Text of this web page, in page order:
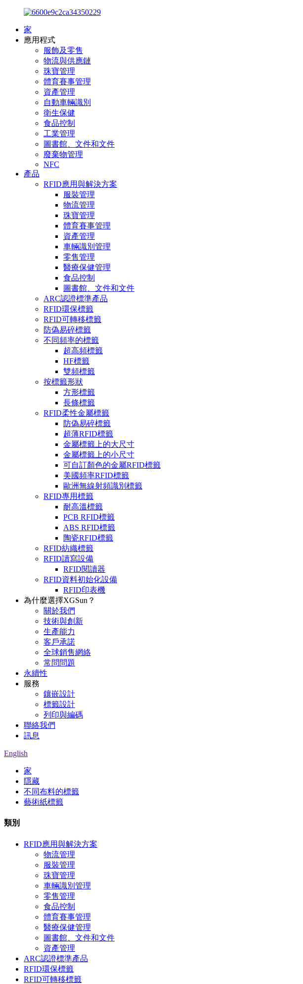
家
應用程式
服飾及零售
物流與供應鏈
珠寶管理
體育賽事管理
資產管理
自動車輛識別
衛生保健
食品控制
工業管理
圖書館、文件和文件
廢棄物管理
NFC
產品
RFID應用與解決方案
服裝管理
物流管理
珠寶管理
體育賽事管理
資產管理
車輛識別管理
零售管理
醫療保健管理
食品控制
圖書館、文件和文件
ARC認證標準產品
RFID環保標籤
RFID可轉移標籤
防偽易碎標籤
不同頻率的標籤
超高頻標籤
HF標籤
雙頻標籤
按標籤形狀
方形標籤
長條標籤
RFID柔性金屬標籤
防偽易碎標籤
超薄RFID標籤
金屬標籤上的大尺寸
金屬標籤上的小尺寸
可自訂顏色的金屬RFID標籤
美國頻率RFID標籤
歐洲無線射頻識別標籤
RFID專用標籤
耐高溫標籤
PCB RFID標籤
ABS RFID標籤
陶瓷RFID標籤
RFID紡織標籤
RFID讀寫設備
RFID閱讀器
RFID資料初始化設備
RFID印表機
為什麼選擇XGSun？
關於我們
技術與創新
生產能力
客戶承諾
全球銷售網絡
常問問題
永續性
服務
鑲嵌設計
標籤設計
列印與編碼
聯絡我們
訊息
English
家
隱藏
不同布料的標籤
藝術紙標籤
類別
RFID應用與解決方案
物流管理
服裝管理
珠寶管理
車輛識別管理
零售管理
食品控制
體育賽事管理
醫療保健管理
圖書館、文件和文件
資產管理
ARC認證標準產品
RFID環保標籤
RFID可轉移標籤